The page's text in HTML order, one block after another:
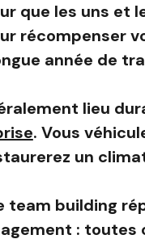
que les uns et
récompenser
année de
lieu
. Vous
un
building
: toutes